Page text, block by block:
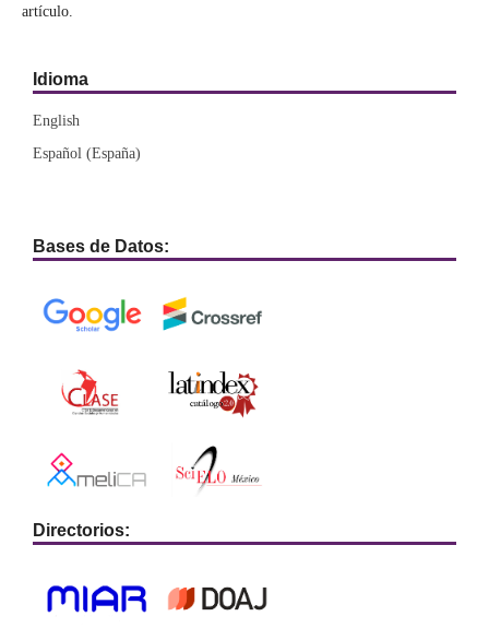
artículo.
Idioma
English
Español (España)
Bases de Datos:
Directorios: